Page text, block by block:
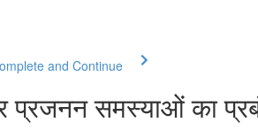
and Continue
प्रजनन समस्याओं का